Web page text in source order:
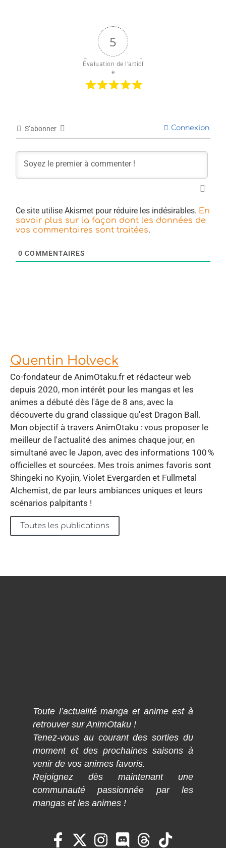
5
Évaluation de l'articl
e
S’abonner Connexion
Ce site utilise Akismet pour réduire les indésirables. En
savoir plus sur la façon dont les données de
vos commentaires sont traitées.
0 COMMENTAIRES
Quentin Holveck
Co-fondateur de AnimOtaku.fr et rédacteur web
depuis 2020, mon intérêt pour les mangas et les
animes a débuté dès l'âge de 8 ans, avec la
découverte du grand classique qu'est Dragon Ball.
Mon objectif à travers AnimOtaku : vous proposer le
meilleur de l'actualité des animes chaque jour, en
simultané avec le Japon, avec des informations 100 %
officielles et sourcées. Mes trois animes favoris sont
Shingeki no Kyojin, Violet Evergarden et Fullmetal
Alchemist, de par leurs ambiances uniques et leurs
scénarios palpitants !
Toutes les publications
Toute l’actualité manga et anime est à
retrouver sur AnimOtaku !
Tenez-vous au courant des sorties du
moment et des prochaines saisons à
venir de vos animes favoris.
Rejoignez dès maintenant une
communauté passionnée par les
mangas et les animes !